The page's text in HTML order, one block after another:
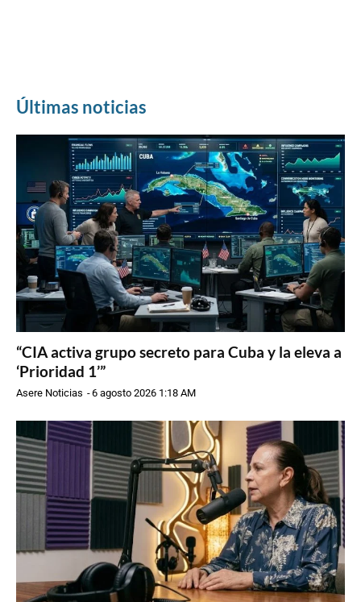
Últimas noticias
“CIA activa grupo secreto para Cuba y la eleva a
‘Prioridad 1’”
Asere Noticias -6 agosto 2026 1:18 AM